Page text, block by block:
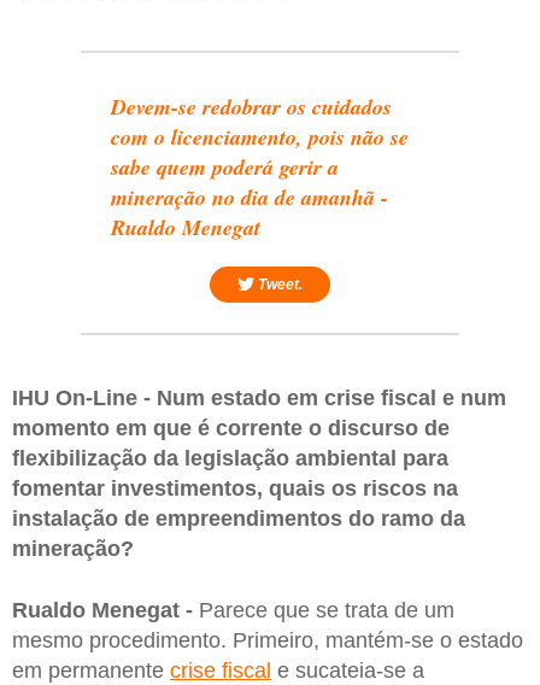
Devem-se redobrar os cuidados
com o licenciamento, pois não se
sabe quem poderá gerir a
mineração no dia de amanhã -
Rualdo Menegat
Tweet.
IHU On-Line - Num estado em crise fiscal e num
momento em que é corrente o discurso de
flexibilização da legislação ambiental para
fomentar investimentos, quais os riscos na
instalação de empreendimentos do ramo da
mineração?
Rualdo Menegat - Parece que se trata de um
mesmo procedimento. Primeiro, mantém-se o estado
em permanente crise fiscal e sucateia-se a